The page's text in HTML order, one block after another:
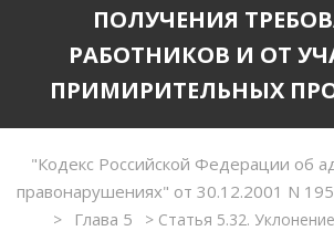
ПОЛУЧЕНИЯ
РАБОТНИКОВ И ОТ
ПРИМИРИТЕЛЬНЫХ
"Кодекс Российской Федерации об
правонарушениях" от 30.12.2001 N
> Глава 5 > Статья 5.32.